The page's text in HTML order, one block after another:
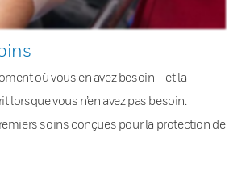
où vous en avez besoin – et la
lorsque vous n’en avez pas besoin.
soins conçues pour la protection de